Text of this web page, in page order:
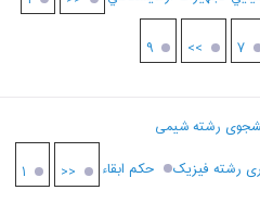
۷ ۹ >>
رشته شیمی
رشته فیزیک
حکم ابقاء << ۱